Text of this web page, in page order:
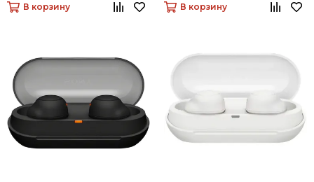
В корзину В корзину